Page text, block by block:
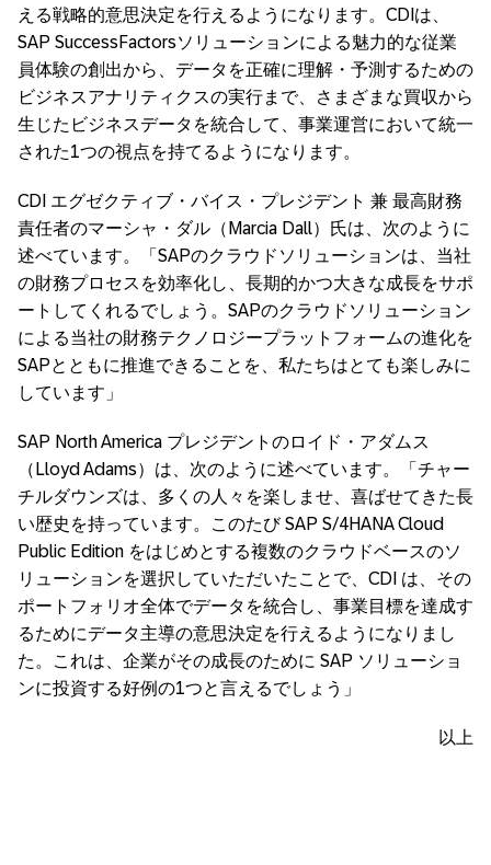
える戦略的意思決定を行えるようになります。CDIは、
SAP SuccessFactorsソリューションによる魅力的な従業
員体験の創出から、データを正確に理解・予測するための
ビジネスアナリティクスの実行まで、さまざまな買収から
生じたビジネスデータを統合して、事業運営において統一
された1つの視点を持てるようになります。
CDI エグゼクティブ・バイス・プレジデント 兼 最高財務
責任者のマーシャ・ダル（Marcia Dall）氏は、次のように
述べています。「SAPのクラウドソリューションは、当社
の財務プロセスを効率化し、長期的かつ大きな成長をサポ
ートしてくれるでしょう。SAPのクラウドソリューション
による当社の財務テクノロジープラットフォームの進化を
SAPとともに推進できることを、私たちはとても楽しみに
しています」
SAP North America プレジデントのロイド・アダムス
（Lloyd Adams）は、次のように述べています。「チャー
チルダウンズは、多くの人々を楽しませ、喜ばせてきた長
い歴史を持っています。このたび SAP S/4HANA Cloud
Public Edition をはじめとする複数のクラウドベースのソ
リューションを選択していただいたことで、CDI は、その
ポートフォリオ全体でデータを統合し、事業目標を達成す
るためにデータ主導の意思決定を行えるようになりまし
た。これは、企業がその成長のために SAP ソリューショ
ンに投資する好例の1つと言えるでしょう」
以上